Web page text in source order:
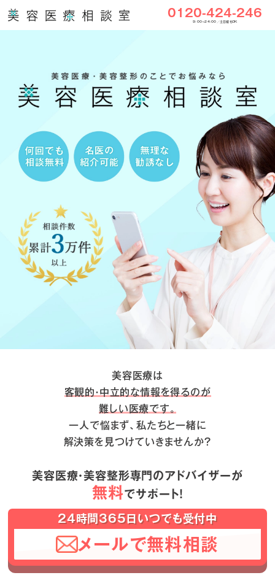
0120-424-246
9:00〜24:00／土日祝もOK
美容医療は
客観的・中立的な情報を得るのが
難しい医療です。
一人で悩まず、私たちと一緒に
解決策を見つけていきませんか？
美容医療・美容整形専門のアドバイザーが
無料でサポート！
24時間365日いつでも受付中
メールで無料相談